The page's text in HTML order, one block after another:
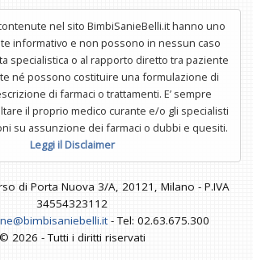
nel sito BimbiSanieBelli.it hanno uno
informativo e non possono in nessun caso
specialistica o al rapporto diretto tra paziente
né possono costituire una formulazione di
di farmaci o trattamenti. E’ sempre
il proprio medico curante e/o gli specialisti
su assunzione dei farmaci o dubbi e quesiti.
Leggi il Disclaimer
di Porta Nuova 3/A, 20121, Milano - P.IVA
34554323112
- Tel: 02.63.675.300
© 2026 - Tutti i diritti riservati